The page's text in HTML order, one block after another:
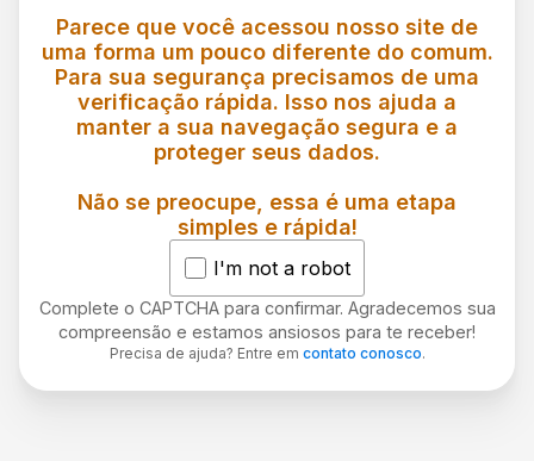
Parece que você acessou nosso site de
uma forma um pouco diferente do comum.
Para sua segurança precisamos de uma
verificação rápida. Isso nos ajuda a
manter a sua navegação segura e a
proteger seus dados.
Não se preocupe, essa é uma etapa
simples e rápida!
I'm not a robot
Complete o CAPTCHA para confirmar. Agradecemos sua
compreensão e estamos ansiosos para te receber!
Precisa de ajuda? Entre em contato conosco.